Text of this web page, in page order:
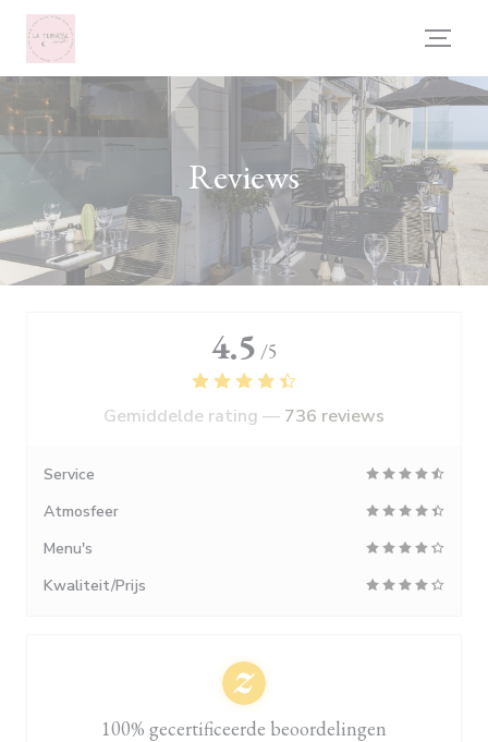
Cookies beheer paneel
Reviews
4.5 /5
Gemiddelde rating — 736 reviews
Service
Atmosfeer
Menu's
Kwaliteit/Prijs
100% gecertificeerde beoordelingen